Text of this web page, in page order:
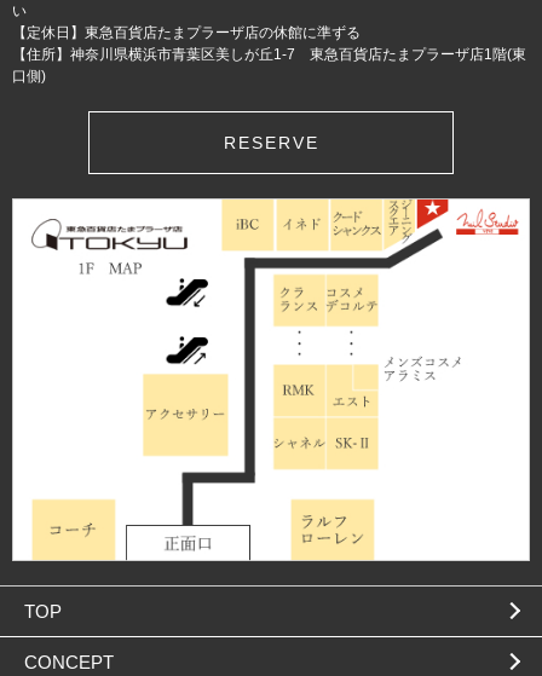
い
【定休日】東急百貨店たまプラーザ店の休館に準ずる
【住所】神奈川県横浜市青葉区美しが丘1-7 東急百貨店たまプラーザ店1階(東
口側)
RESERVE
TOP
CONCEPT